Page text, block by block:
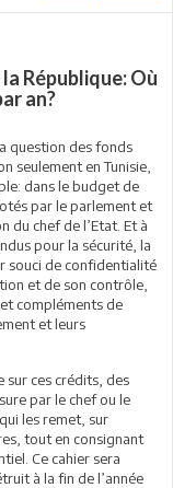
République: Où
an?
question des fonds
seulement en Tunisie,
dans le budget de
par le parlement et
du chef de l’Etat. Et à
pour la sécurité, la
souci de confidentialité
et de son contrôle,
compléments de
et leurs
sur ces crédits, des
par le chef ou le
les remet, sur
tout en consignant
Ce cahier sera
à la fin de l’année